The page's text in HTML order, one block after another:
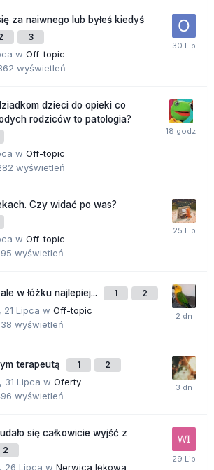
za naiwnego lub byłeś kiedyś
3
w Off-topic
wyświetleń
dzieci do opieki co
rodziców to patologia?
w Off-topic
wyświetleń
Czy widać po was?
w Off-topic
wyświetleń
w łóżku najlepiej... 1 2
, 21 Lipca w Off-topic
wyświetleń
terapeutą 1 2
, 31 Lipca w Oferty
wyświetleń
się całkowicie wyjść z
2
, 26 Lipca w Nerwica lękowa